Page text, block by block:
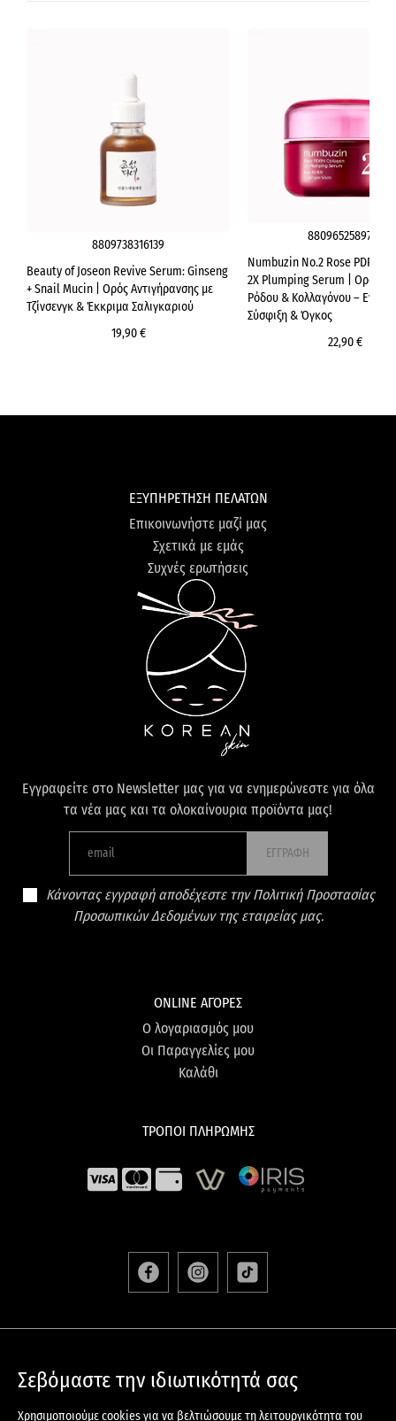
8809738316139
Beauty of Joseon Revive Serum: Ginseng
+ Snail Mucin | Ορός Αντιγήρανσης με
Τζίνσενγκ & Έκκριμα Σαλιγκαριού
19,90 €
8809652589725
Numbuzin No.2 Rose PDRN
2X Plumping Serum | Ορός 2X
Ρόδου & Κολλαγόνου –
Σύσφιξη & Όγκος
22,90 €
Σεβόμαστε την ιδιωτικότητά σας
Χρησιμοποιούμε cookies για να βελτιώσουμε τη λειτουργικότητα του
ΕΞΥΠΗΡΕΤΗΣΗ ΠΕΛΑΤΩΝ
Επικοινωνήστε μαζί μας
Σχετικά με εμάς
Συχνές ερωτήσεις
Εγγραφείτε στο Newsletter μας για να ενημερώνεστε για όλα
τα νέα μας και τα ολοκαίνουρια προϊόντα μας!
ΕΓΓΡΑΦΗ
Κάνοντας εγγραφή αποδέχεστε την Πολιτική Προστασίας
Προσωπικών Δεδομένων της εταιρείας μας.
ONLINE ΑΓΟΡΕΣ
Ο λογαριασμός μου
Οι Παραγγελίες μου
Καλάθι
ΤΡΟΠΟΙ ΠΛΗΡΩΜΗΣ
ΟΡΟΙ & ΠΡΟΫΠΟΘΕΣΕΙΣ